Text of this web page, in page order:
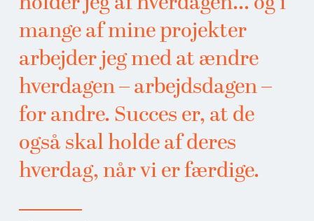
mange af mine projekter
arbejder jeg med at ændre
hverdagen – arbejdsdagen –
for andre. Succes er, at de
også skal holde af deres
hverdag, når vi er færdige.